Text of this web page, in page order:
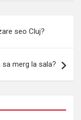
seo Cluj?
merg la sala?